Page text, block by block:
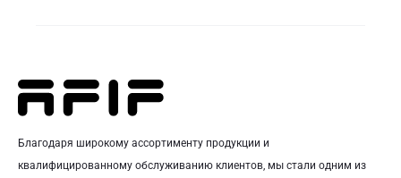
Благодаря широкому ассортименту продукции и
квалифицированному обслуживанию клиентов, мы стали одним из